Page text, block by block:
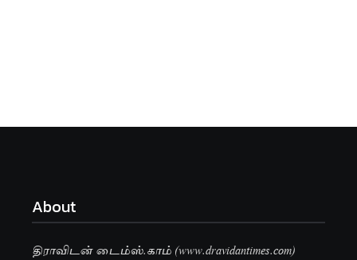
About
திராவிடன் டைம்ஸ்.காம் (www.dravidantimes.com)